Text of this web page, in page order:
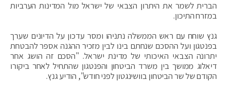
הברית לשמר את היתרון הצבאי של ישראל מול המדינות הערביות
במזרח התיכון.
גנץ שוחח עם ראש הממשלה נתניהו ומסר עדכון על הדיונים שערך
בפנטגון ועל ההסכם שנחתם בינו לבין מזכיר ההגנה אספר להבטחת
יתרונה הצבאי האיכותי של מדינת ישראל. "הסכם זה הושג אחר
דיאלוג ממושך בין משרד הביטחון והפנטגון שהתחיל לאחר ביקורו
הקודם של שר הביטחון בוושינגטון לפני חודש", הודיע גנץ.